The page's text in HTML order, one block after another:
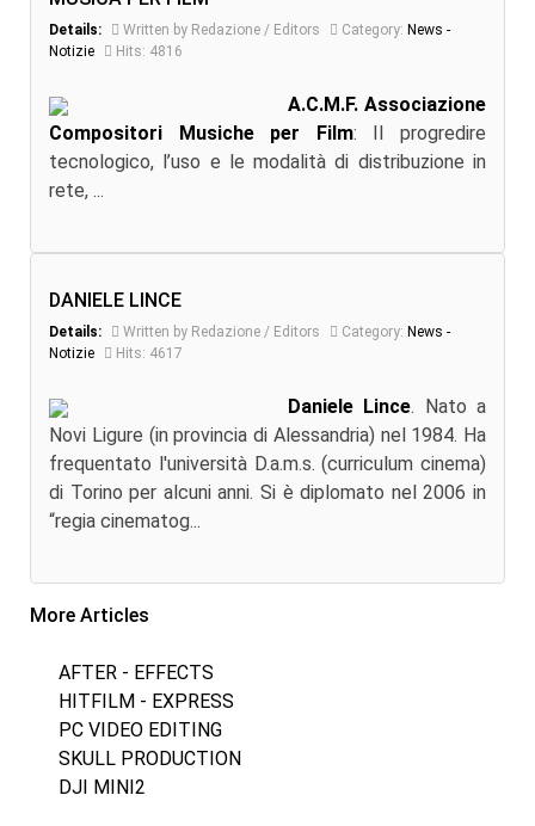
Details: Written by Redazione / Editors Category: News -
Notizie
Hits: 4816
A.C.M.F. Associazione
Compositori Musiche per Film: Il progredire
tecnologico, l’uso e le modalità di distribuzione in
rete, ...
DANIELE LINCE
Details: Written by Redazione / Editors Category: News -
Notizie
Hits: 4617
Daniele Lince. Nato a
Novi Ligure (in provincia di Alessandria) nel 1984. Ha
frequentato l'università D.a.m.s. (curriculum cinema)
di Torino per alcuni anni. Si è diplomato nel 2006 in
“regia cinematog...
More Articles
AFTER - EFFECTS
HITFILM - EXPRESS
PC VIDEO EDITING
SKULL PRODUCTION
DJI MINI2